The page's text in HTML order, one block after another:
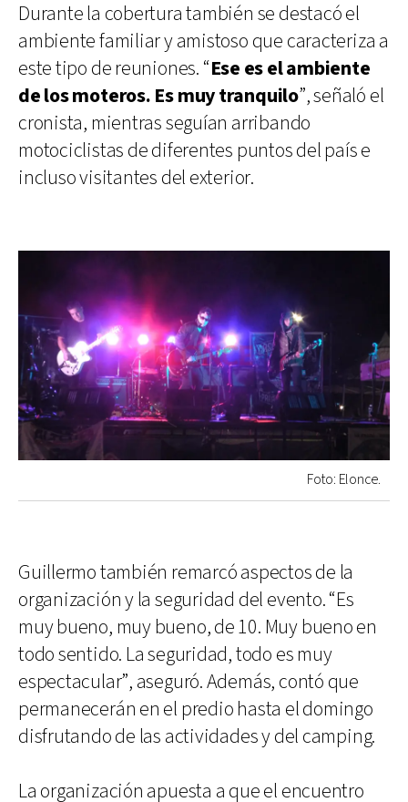
Durante la cobertura también se destacó el
ambiente familiar y amistoso que caracteriza a
este tipo de reuniones. “Ese es el ambiente
de los moteros. Es muy tranquilo”, señaló el
cronista, mientras seguían arribando
motociclistas de diferentes puntos del país e
incluso visitantes del exterior.
Foto: Elonce.
Guillermo también remarcó aspectos de la
organización y la seguridad del evento. “Es
muy bueno, muy bueno, de 10. Muy bueno en
todo sentido. La seguridad, todo es muy
espectacular”, aseguró. Además, contó que
permanecerán en el predio hasta el domingo
disfrutando de las actividades y del camping.
La organización apuesta a que el encuentro